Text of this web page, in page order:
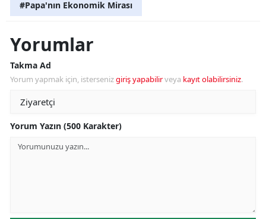
#Papa'nın Ekonomik Mirası
Yorumlar
Takma Ad
Yorum yapmak için, istersenizgiriş yapabilirveya kayıt olabilirsiniz.
Yorum Yazın (500 Karakter)